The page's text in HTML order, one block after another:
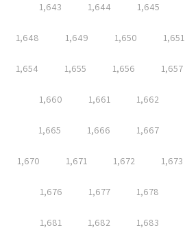
1,643 1,644 1,645
1,648 1,649 1,650 1,651
1,654 1,655 1,656 1,657
1,660 1,661 1,662
1,665 1,666 1,667
1,670 1,671 1,672 1,673
1,676 1,677 1,678
1,681 1,682 1,683